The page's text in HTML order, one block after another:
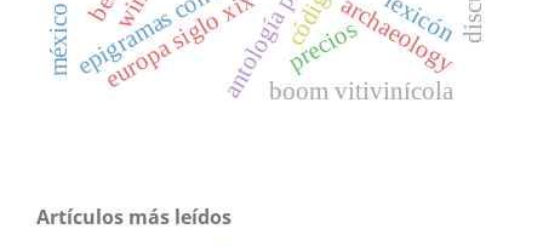
archaeology
precios
boom vitivinícola
europa siglo xix lexicón
Artículos más leídos